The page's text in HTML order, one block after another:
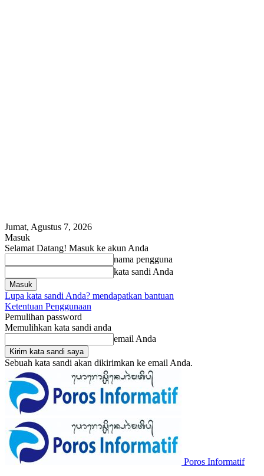
Jumat, Agustus 7, 2026
Masuk
Selamat Datang! Masuk ke akun Anda
nama pengguna
kata sandi Anda
Lupa kata sandi Anda? mendapatkan bantuan
Ketentuan Penggunaan
Pemulihan password
Memulihkan kata sandi anda
email Anda
Sebuah kata sandi akan dikirimkan ke email Anda.
Poros Informatif